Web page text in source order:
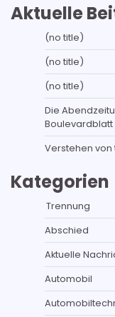
Aktuelle
(no title)
(no title)
(no title)
Die
Boulevardblatt
Verstehen von
Kategorien
Trennung
Abschied
Aktuelle
Automobil